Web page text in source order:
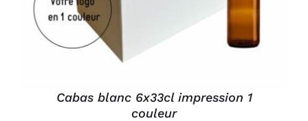
Cabas blanc 6x33cl impression 1
couleur